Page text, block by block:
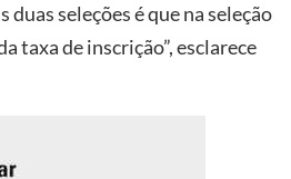
seleções é que na seleção
taxa de inscrição”, esclarece